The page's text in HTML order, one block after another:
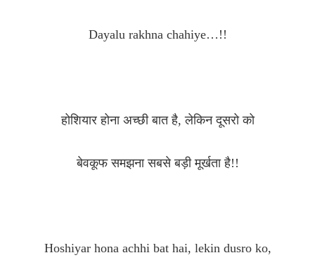
Dayalu rakhna chahiye…!!
होशियार होना अच्छी बात है, लेकिन दूसरो को
बेवकूफ समझना सबसे बड़ी मूर्खता है!!
Hoshiyar hona achhi bat hai, lekin dusro ko,